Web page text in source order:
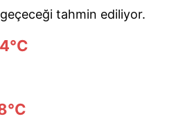
tahmin ediliyor.